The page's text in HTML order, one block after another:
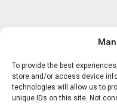
To provide the best
store and/or access device
technologies will allow us to
unique IDs on this site. Not